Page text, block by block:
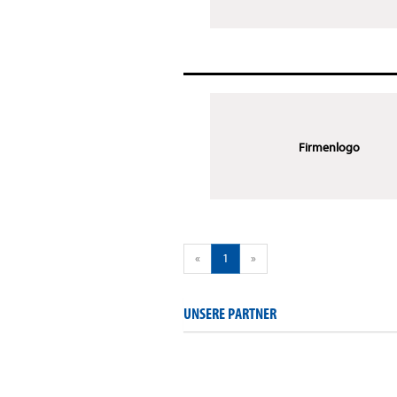
Firmenlogo
« 1 »
UNSERE PARTNER